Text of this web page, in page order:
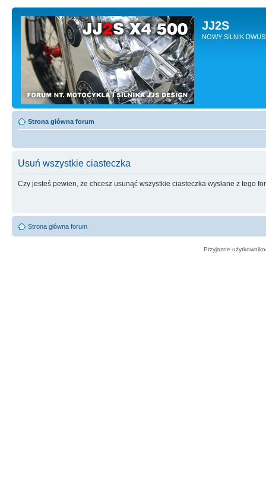
JJ2S
NOWY SILNIK
Strona główna forum
Usuń wszystkie ciasteczka
Czy jesteś pewien, że chcesz usunąć wszystkie ciasteczka wysłane z tego
Strona główna forum
Przyjazne